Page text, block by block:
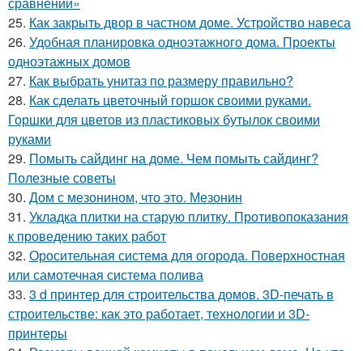
25. Как закрыть двор в частном доме. Устройство навеса
26. Удобная планировка одноэтажного дома. Проекты
одноэтажных домов
27. Как выбрать унитаз по размеру правильно?
28. Как сделать цветочный горшок своими руками.
Горшки для цветов из пластиковых бутылок своими
руками
29. Помыть сайдинг на доме. Чем помыть сайдинг?
Полезные советы
30. Дом с мезонином, что это. Мезонин
31. Укладка плитки на старую плитку. Противопоказания
к проведению таких работ
32. Оросительная система для огорода. Поверхностная
или самотечная система полива
33. 3 d принтер для строительства домов. 3D-печать в
строительстве: как это работает, технологии и 3D-
принтеры